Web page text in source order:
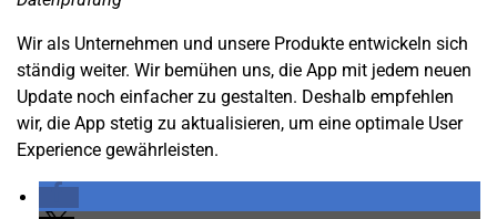
Wir als Unternehmen und unsere Produkte entwickeln sich
ständig weiter. Wir bemühen uns, die App mit jedem neuen
Update noch einfacher zu gestalten. Deshalb empfehlen
wir, die App stetig zu aktualisieren, um eine optimale User
Experience gewährleisten.